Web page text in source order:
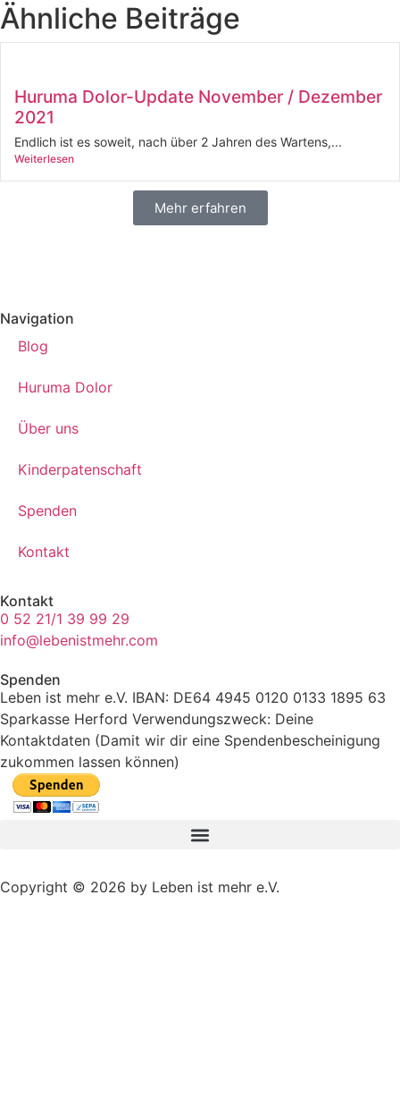
Ähnliche Beiträge
Huruma Dolor-Update November / Dezember
2021
Endlich ist es soweit, nach über 2 Jahren des Wartens,...
Weiterlesen
Mehr erfahren
Navigation
Blog
Huruma Dolor
Über uns
Kinderpatenschaft
Spenden
Kontakt
Kontakt
0 52 21/1 39 99 29
info@lebenistmehr.com
Spenden
Leben ist mehr e.V. IBAN: DE64 4945 0120 0133 1895 63
Sparkasse Herford Verwendungszweck: Deine
Kontaktdaten (Damit wir dir eine Spendenbescheinigung
zukommen lassen können)
Copyright © 2026 by Leben ist mehr e.V.